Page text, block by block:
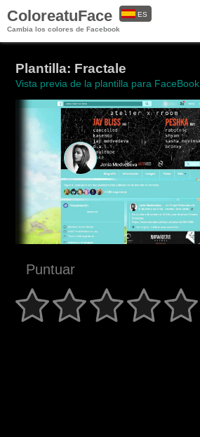
ColoreatuFace
Cambia los colores de Facebook
ES
Plantilla: Fractale
Vista previa de la plantilla para FaceBook
Puntuar